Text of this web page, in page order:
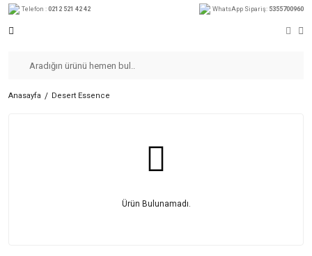
Telefon : 0212 521 42 42 WhatsApp Sipariş: 5355700960
Anasayfa Desert Essence
Ürün Bulunamadı.